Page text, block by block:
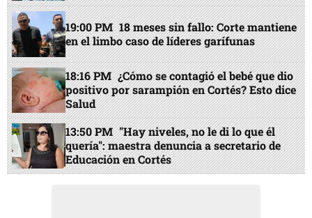
19:00 PM 18 meses sin fallo: Corte mantiene
en el limbo caso de líderes garífunas
18:16 PM ¿Cómo se contagió el bebé que dio
positivo por sarampión en Cortés? Esto dice
Salud
13:50 PM "Hay niveles, no le di lo que él
quería": maestra denuncia a secretario de
Educación en Cortés